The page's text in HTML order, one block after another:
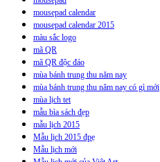
mousepad calendar
mousepad calendar 2015
màu sắc logo
mã QR
mã QR độc đáo
mùa bánh trung thu năm nay
mùa bánh trung thu năm nay có gì mới
mùa lịch tet
mẫu bìa sách đẹp
mẫu lịch 2015
Mẫu lịch 2015 đpẹ
Mẫu lịch mới